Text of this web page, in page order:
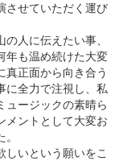
させていただく運び
人に伝えたい事、
年も温め続けた大変
真正面から向き合う
に全力で注視し、私
ュージックの素晴ら
メントとして大変お
しいという願いをこ